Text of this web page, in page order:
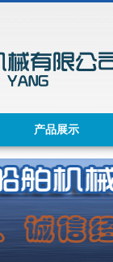
产品展示